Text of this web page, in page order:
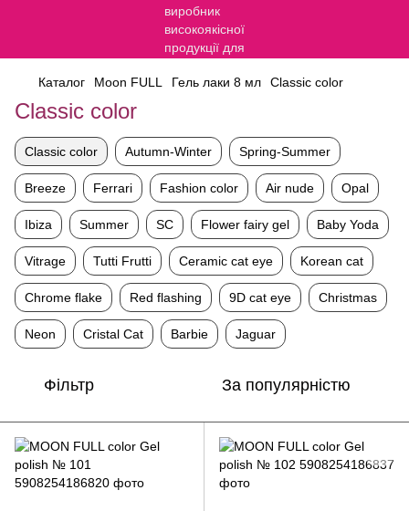
Каталог Moon FULL Гель лаки 8 мл Classic color
Classic color
Classic color Autumn-Winter Spring-Summer
Breeze Ferrari Fashion color Air nude Opal
Ibiza Summer SC Flower fairy gel Baby Yoda
Vitrage Tutti Frutti Ceramic cat eye Korean cat
Chrome flake Red flashing 9D cat eye Christmas
Neon Cristal Cat Barbie Jaguar
Фільтр За популярністю